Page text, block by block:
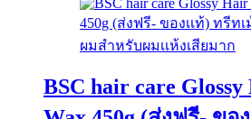
BSC hair care